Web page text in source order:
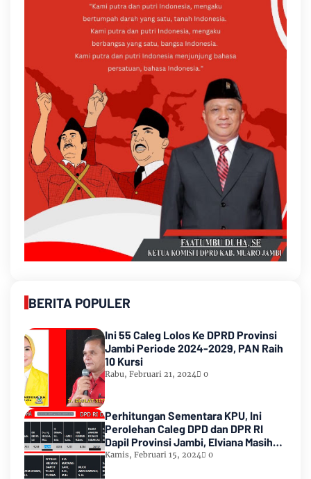
BERITA POPULER
Ini 55 Caleg Lolos Ke DPRD Provinsi
Jambi Periode 2024-2029, PAN Raih
10 Kursi
Rabu, Februari 21, 2024 0
Perhitungan Sementara KPU, Ini
Perolehan Caleg DPD dan DPR RI
Dapil Provinsi Jambi, Elviana Masih
Urutan Kedua Teratas
Kamis, Februari 15, 2024 0